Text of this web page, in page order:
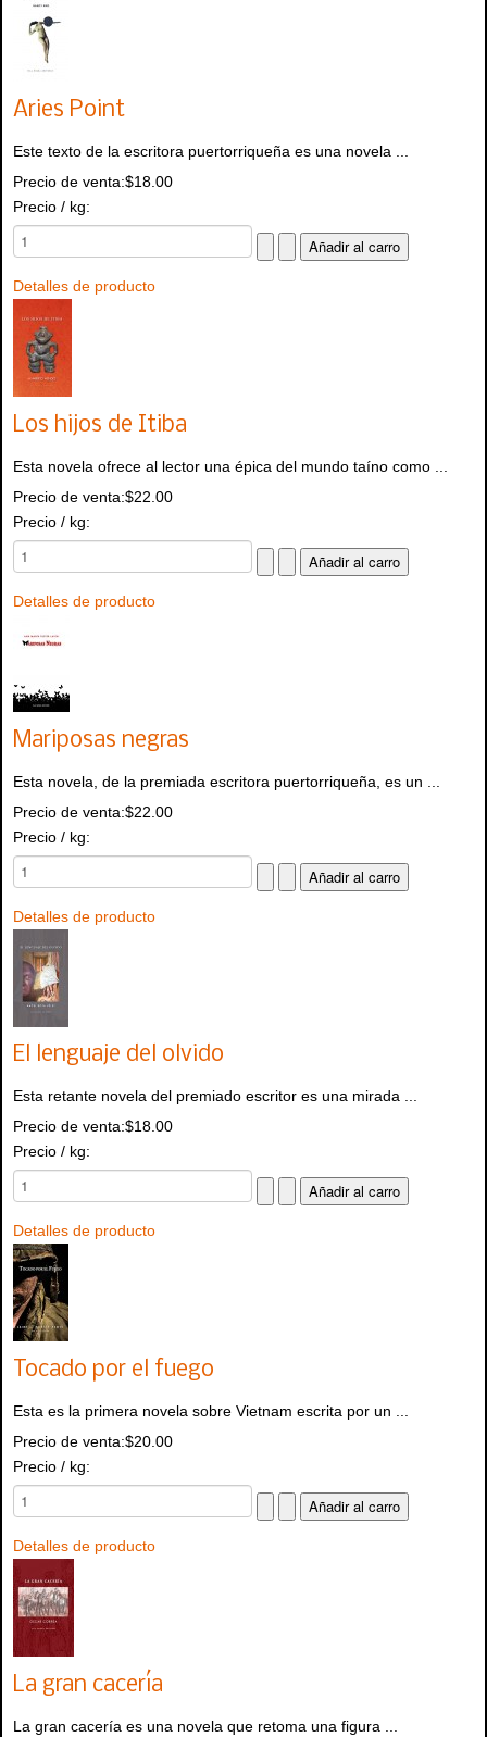
Aries Point
Este texto de la escritora puertorriqueña es una novela ...
Precio de venta:$18.00
Precio / kg:
Detalles de producto
Los hijos de Itiba
Esta novela ofrece al lector una épica del mundo taíno como ...
Precio de venta:$22.00
Precio / kg:
Detalles de producto
Mariposas negras
Esta novela, de la premiada escritora puertorriqueña, es un ...
Precio de venta:$22.00
Precio / kg:
Detalles de producto
El lenguaje del olvido
Esta retante novela del premiado escritor es una mirada ...
Precio de venta:$18.00
Precio / kg:
Detalles de producto
Tocado por el fuego
Esta es la primera novela sobre Vietnam escrita por un ...
Precio de venta:$20.00
Precio / kg:
Detalles de producto
La gran cacería
La gran cacería es una novela que retoma una figura ...